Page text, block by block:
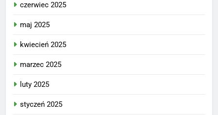
czerwiec 2025
maj 2025
kwiecień 2025
marzec 2025
luty 2025
styczeń 2025